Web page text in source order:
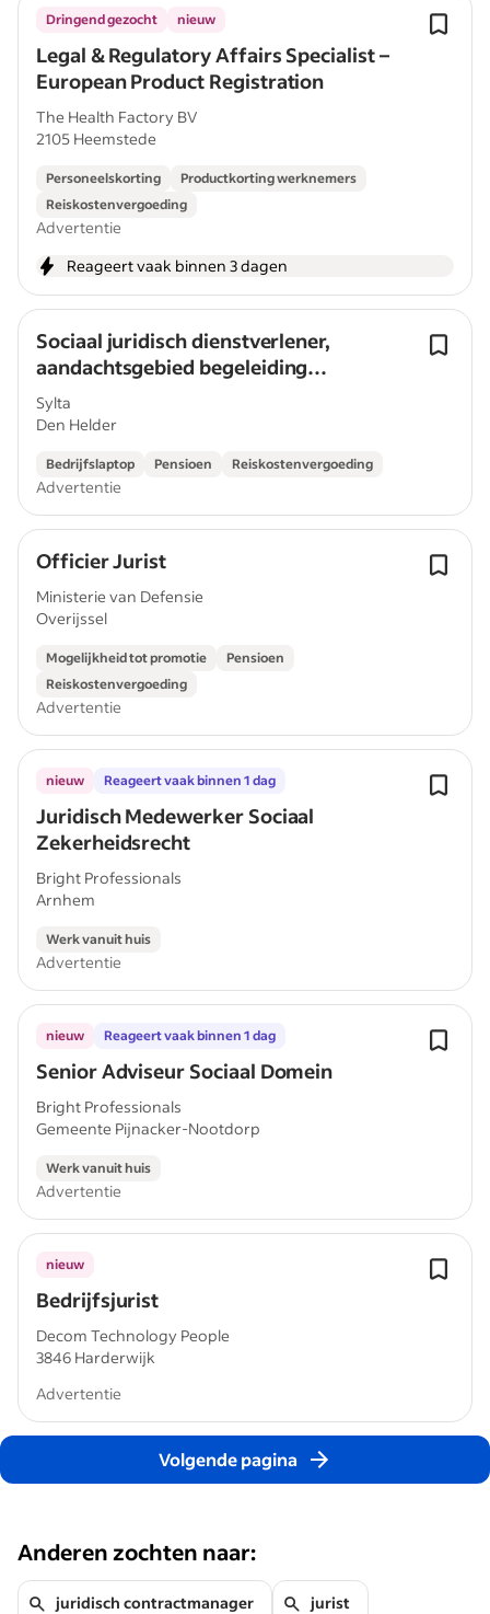
Legal & Regulatory Affairs Specialist –
European Product Registration
Dringend gezocht nieuw
The Health Factory BV
2105 Heemstede
Personeelskorting
Productkorting werknemers
Reiskostenvergoeding
Advertentie
Reageert vaak binnen 3 dagen
Sociaal juridisch dienstverlener,
aandachtsgebied begeleiding
inburgeraars & gezinshereniging
Sylta
Den Helder
Bedrijfslaptop Pensioen Reiskostenvergoeding
Advertentie
Officier Jurist
Ministerie van Defensie
Overijssel
Mogelijkheid tot promotie
Pensioen
Reiskostenvergoeding
Advertentie
Juridisch Medewerker Sociaal
Zekerheidsrecht
nieuw Reageert vaak binnen 1 dag
Bright Professionals
Arnhem
Werk vanuit huis
Advertentie
Senior Adviseur Sociaal Domein
nieuw Reageert vaak binnen 1 dag
Bright Professionals
Gemeente Pijnacker-Nootdorp
Werk vanuit huis
Advertentie
Bedrijfsjurist
nieuw
Decom Technology People
3846 Harderwijk
Advertentie
Volgende pagina
Anderen zochten naar:
juridisch contractmanager jurist